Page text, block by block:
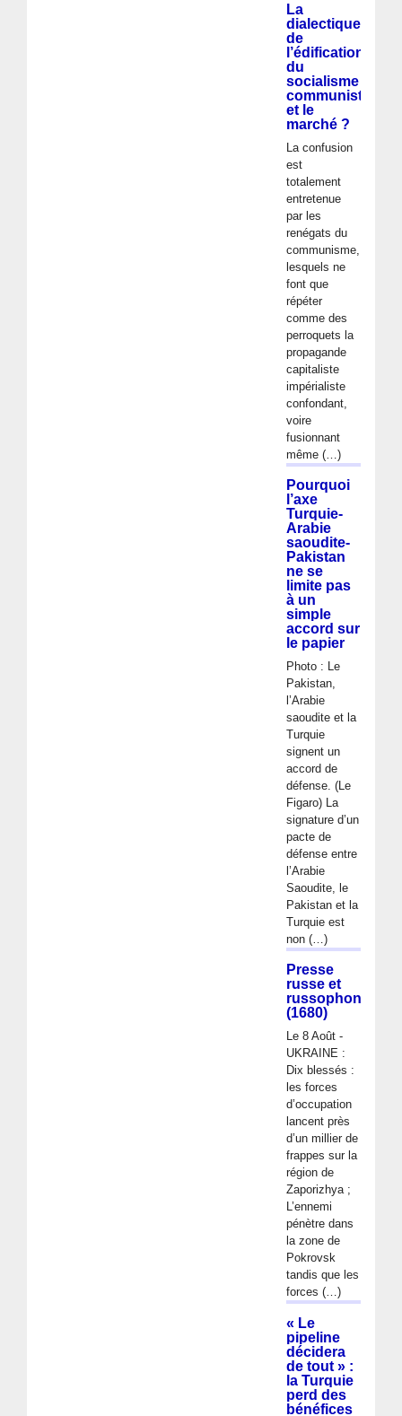
La
dialectique
de
l’édification
du
socialisme
communiste
et le
marché ?
La confusion
est
totalement
entretenue
par les
renégats du
communisme,
lesquels ne
font que
répéter
comme des
perroquets la
propagande
capitaliste
impérialiste
confondant,
voire
fusionnant
même (…)
Pourquoi
l’axe
Turquie-
Arabie
saoudite-
Pakistan
ne se
limite pas
à un
simple
accord sur
le papier
Photo : Le
Pakistan,
l’Arabie
saoudite et la
Turquie
signent un
accord de
défense. (Le
Figaro) La
signature d’un
pacte de
défense entre
l’Arabie
Saoudite, le
Pakistan et la
Turquie est
non (…)
Presse
russe et
russophone
(1680)
Le 8 Août -
UKRAINE :
Dix blessés :
les forces
d’occupation
lancent près
d’un millier de
frappes sur la
région de
Zaporizhya ;
L’ennemi
pénètre dans
la zone de
Pokrovsk
tandis que les
forces (…)
« Le
pipeline
décidera
de tout » :
la Turquie
perd des
bénéfices